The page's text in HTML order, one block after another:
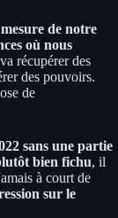
de notre
où nous
récupérer des
des pouvoirs.
de
sans une partie
bien fichu, il
à court de
sur le